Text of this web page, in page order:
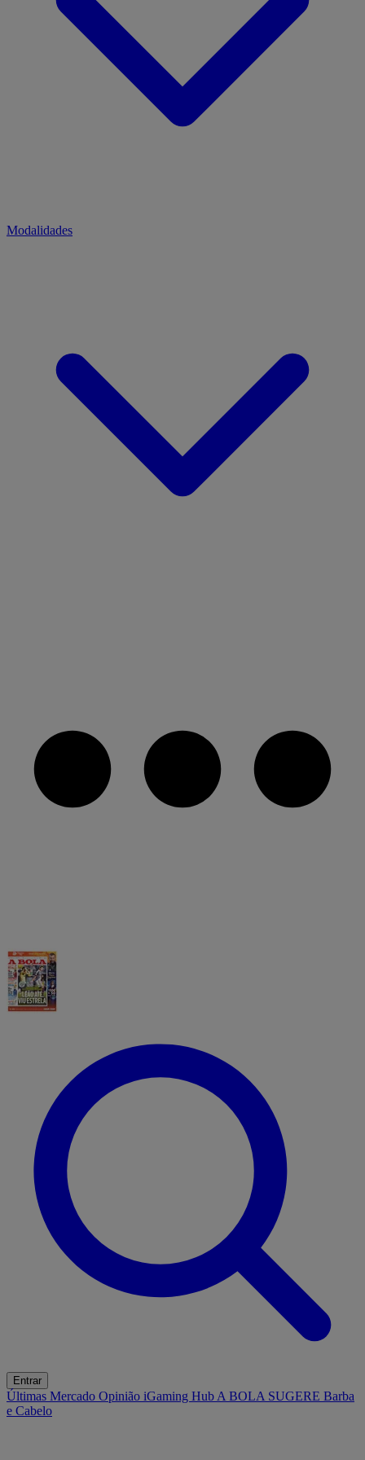
Modalidades
Entrar
Últimas Mercado Opinião iGaming Hub A BOLA SUGERE Barba
e Cabelo